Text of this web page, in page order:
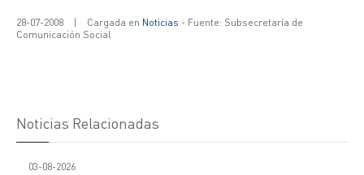
28-07-2008 | Cargada en Noticias - Fuente: Subsecretaría de
Comunicación Social
Noticias Relacionadas
03-08-2026